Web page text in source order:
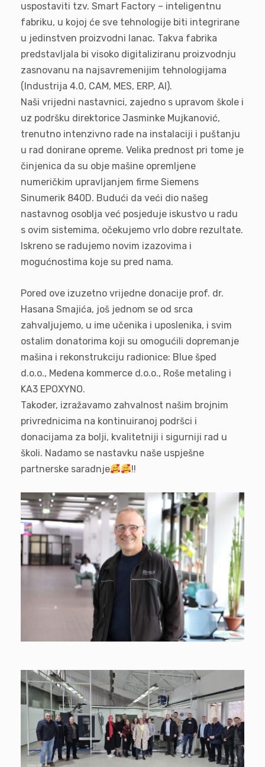
uspostaviti tzv. Smart Factory – inteligentnu
fabriku, u kojoj će sve tehnologije biti integrirane
u jedinstven proizvodni lanac. Takva fabrika
predstavljala bi visoko digitaliziranu proizvodnju
zasnovanu na najsavremenijim tehnologijama
(Industrija 4.0, CAM, MES, ERP, AI).
Naši vrijedni nastavnici, zajedno s upravom škole i
uz podršku direktorice Jasminke Mujkanović,
trenutno intenzivno rade na instalaciji i puštanju
u rad donirane opreme. Velika prednost pri tome je
činjenica da su obje mašine opremljene
numeričkim upravljanjem firme Siemens
Sinumerik 840D. Budući da veći dio našeg
nastavnog osoblja već posjeduje iskustvo u radu
s ovim sistemima, očekujemo vrlo dobre rezultate.
Iskreno se radujemo novim izazovima i
mogućnostima koje su pred nama.
Pored ove izuzetno vrijedne donacije prof. dr.
Hasana Smajića, još jednom se od srca
zahvaljujemo, u ime učenika i uposlenika, i svim
ostalim donatorima koji su omogućili dopremanje
mašina i rekonstrukciju radionice: Blue šped
d.o.o., Medena kommerce d.o.o., Roše metaling i
KA3 EPOXYNO.
Također, izražavamo zahvalnost našim brojnim
privrednicima na kontinuiranoj podršci i
donacijama za bolji, kvalitetniji i sigurniji rad u
školi. Nadamo se nastavku naše uspješne
partnerske saradnje
!!